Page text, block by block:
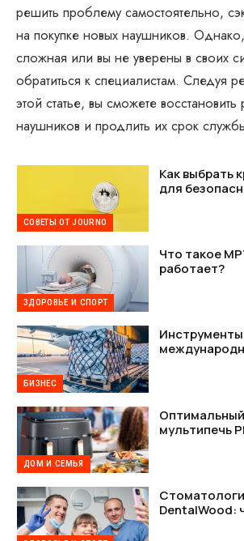
решить проблему самостоятельно,
на покупке новых наушников.
сложная или вы не уверены в своих
обратиться к специалистам. Следуя
этой статье, вы сможете восстановить
наушников и продлить их срок
СОВЕТЫ ОТ JOURNO
Как выбрать
для
ЗДОРОВЬЕ И СПОРТ
Что такое
работает?
БИЗНЕС
Инструменты
ДОМ И СЕМЬЯ
мультипечь
DentalWood: